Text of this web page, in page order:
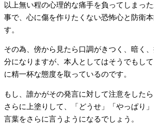
以上無い程の心理的な痛手を負ってしまっ
事で、心に傷を作りたくない恐怖心と防衛
す。
その為、傍から見たら口調がきつく、暗く
分になりますが、本人としてはそうでもし
に精一杯な態度を取っているのです。
もし、誰かがその発言に対して注意をした
さらに上塗りして、「どうせ」「やっぱり
言葉をさらに言うようになるでしょう。